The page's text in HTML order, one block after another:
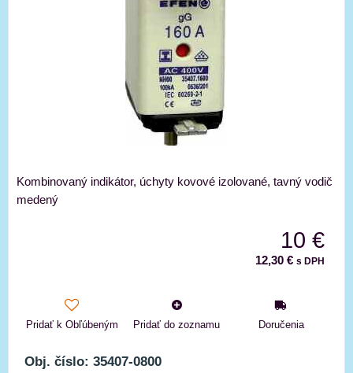
Kombinovaný indikátor, úchyty kovové izolované, tavný vodič
medený
10 €
12,30 € s DPH
Pridať k Obľúbeným Pridať do zoznamu Doručenia
Obj. číslo: 35407-0800